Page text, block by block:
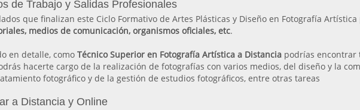
de Trabajo y Salidas Profesionales
que finalizan este Ciclo Formativo de Artes Plásticas y Diseño en Fotografía
medios de comunicación, organismos oficiales, etc.
en detalle, como Técnico Superior en Fotografía Artística a Distancia podrías encontrar
hacerte cargo de la realización de fotografías con varios medios, del diseño y la
fotográfico y de la gestión de estudios fotográficos, entre otras tareas
a Distancia y Online